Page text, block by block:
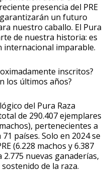
presencia del PRE
un futuro
nuestro caballo. El Pura
de nuestra historia: es
internacional imparable.
inscritos?
los últimos años?
del Pura Raza
de 290.407 ejemplares
pertenecientes a
países. Solo en 2024 se
(6.228 machos y 6.387
nuevas ganaderías,
de la raza.